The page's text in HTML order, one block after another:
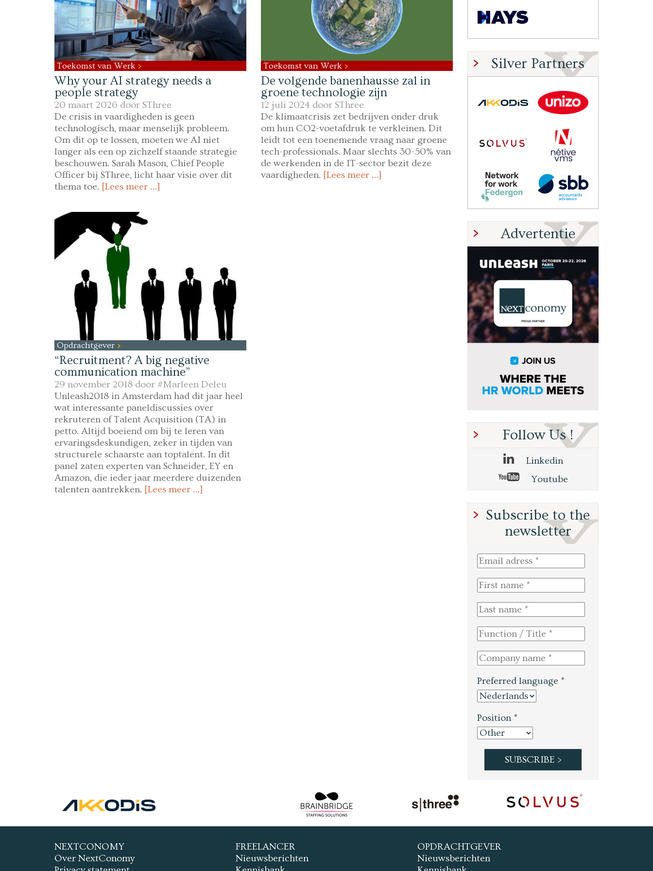
Toekomst van Werk
Why your AI strategy needs a
people strategy
20 maart 2026 door SThree
De crisis in vaardigheden is geen
technologisch, maar menselijk probleem.
Om dit op te lossen, moeten we AI niet
langer als een op zichzelf staande strategie
beschouwen. Sarah Mason, Chief People
Officer bij SThree, licht haar visie over dit
thema toe. [Lees meer …]
Toekomst van Werk
De volgende banenhausse zal in
groene technologie zijn
12 juli 2024 door SThree
De klimaatcrisis zet bedrijven onder druk
om hun CO2-voetafdruk te verkleinen. Dit
leidt tot een toenemende vraag naar groene
tech-professionals. Maar slechts 30-50% van
de werkenden in de IT-sector bezit deze
vaardigheden. [Lees meer …]
Opdrachtgever
“Recruitment? A big negative
communication machine”
29 november 2018 door #Marleen Deleu
Unleash2018 in Amsterdam had dit jaar heel
wat interessante paneldiscussies over
rekruteren of Talent Acquisition (TA) in
petto. Altijd boeiend om bij te leren van
ervaringsdeskundigen, zeker in tijden van
structurele schaarste aan toptalent. In dit
panel zaten experten van Schneider, EY en
Amazon, die ieder jaar meerdere duizenden
talenten aantrekken. [Lees meer …]
Silver Partners
Advertentie
Follow Us !
Linkedin
Youtube
Subscribe to the
newsletter
Preferred language *
Position *
NEXTCONOMY
Over NextConomy
FREELANCER
Nieuwsberichten
OPDRACHTGEVER
Nieuwsberichten